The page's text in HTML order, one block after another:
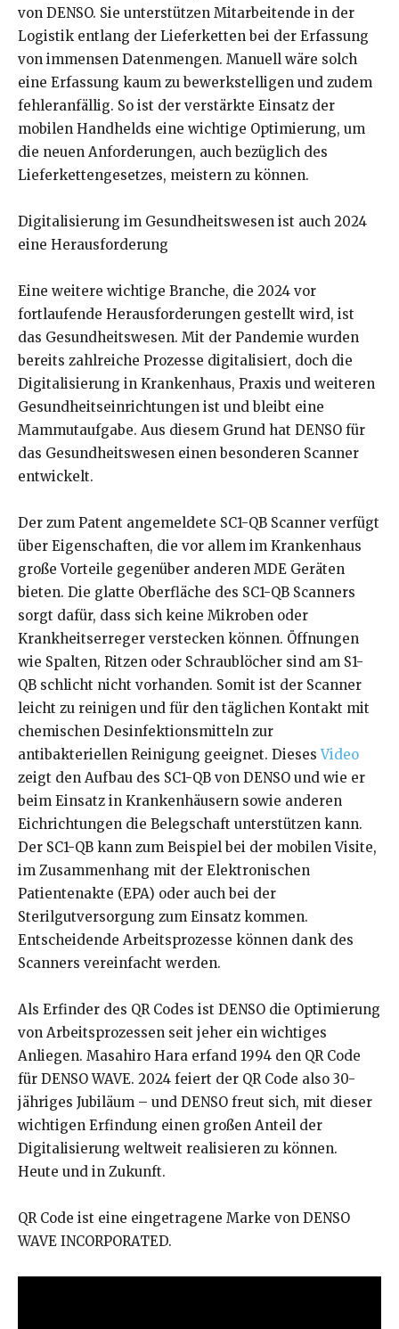
von DENSO. Sie unterstützen Mitarbeitende in der
Logistik entlang der Lieferketten bei der Erfassung
von immensen Datenmengen. Manuell wäre solch
eine Erfassung kaum zu bewerkstelligen und zudem
fehleranfällig. So ist der verstärkte Einsatz der
mobilen Handhelds eine wichtige Optimierung, um
die neuen Anforderungen, auch bezüglich des
Lieferkettengesetzes, meistern zu können.
Digitalisierung im Gesundheitswesen ist auch 2024
eine Herausforderung
Eine weitere wichtige Branche, die 2024 vor
fortlaufende Herausforderungen gestellt wird, ist
das Gesundheitswesen. Mit der Pandemie wurden
bereits zahlreiche Prozesse digitalisiert, doch die
Digitalisierung in Krankenhaus, Praxis und weiteren
Gesundheitseinrichtungen ist und bleibt eine
Mammutaufgabe. Aus diesem Grund hat DENSO für
das Gesundheitswesen einen besonderen Scanner
entwickelt.
Der zum Patent angemeldete SC1-QB Scanner verfügt
über Eigenschaften, die vor allem im Krankenhaus
große Vorteile gegenüber anderen MDE Geräten
bieten. Die glatte Oberfläche des SC1-QB Scanners
sorgt dafür, dass sich keine Mikroben oder
Krankheitserreger verstecken können. Öffnungen
wie Spalten, Ritzen oder Schraublöcher sind am S1-
QB schlicht nicht vorhanden. Somit ist der Scanner
leicht zu reinigen und für den täglichen Kontakt mit
chemischen Desinfektionsmitteln zur
antibakteriellen Reinigung geeignet. DiesesVideo
zeigt den Aufbau des SC1-QB von DENSO und wie er
beim Einsatz in Krankenhäusern sowie anderen
Eichrichtungen die Belegschaft unterstützen kann.
Der SC1-QB kann zum Beispiel bei der mobilen Visite,
im Zusammenhang mit der Elektronischen
Patientenakte (EPA) oder auch bei der
Sterilgutversorgung zum Einsatz kommen.
Entscheidende Arbeitsprozesse können dank des
Scanners vereinfacht werden.
Als Erfinder des QR Codes ist DENSO die Optimierung
von Arbeitsprozessen seit jeher ein wichtiges
Anliegen. Masahiro Hara erfand 1994 den QR Code
für DENSO WAVE. 2024 feiert der QR Code also 30-
jähriges Jubiläum – und DENSO freut sich, mit dieser
wichtigen Erfindung einen großen Anteil der
Digitalisierung weltweit realisieren zu können.
Heute und in Zukunft.
QR Code ist eine eingetragene Marke von DENSO
WAVE INCORPORATED.